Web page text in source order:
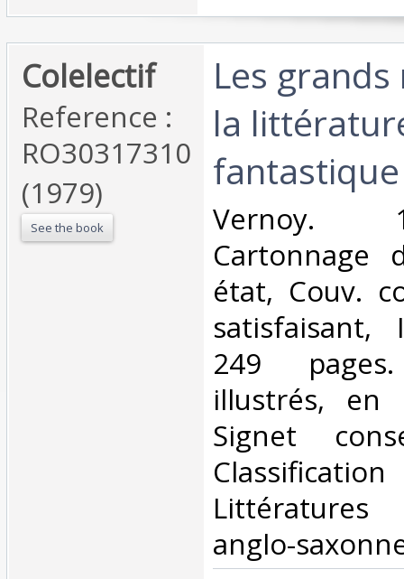
‎Colelectif‎
Reference :
RO30317310
(1979)
See the book
‎Les
la
‎Vernoy.
Cartonnage
état, Couv.
satisfaisant,
249
illustrés,
Signet
anglo-